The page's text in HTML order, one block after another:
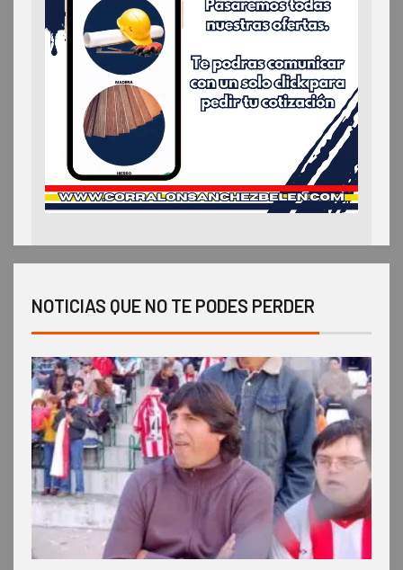
NOTICIAS QUE NO TE PODES PERDER